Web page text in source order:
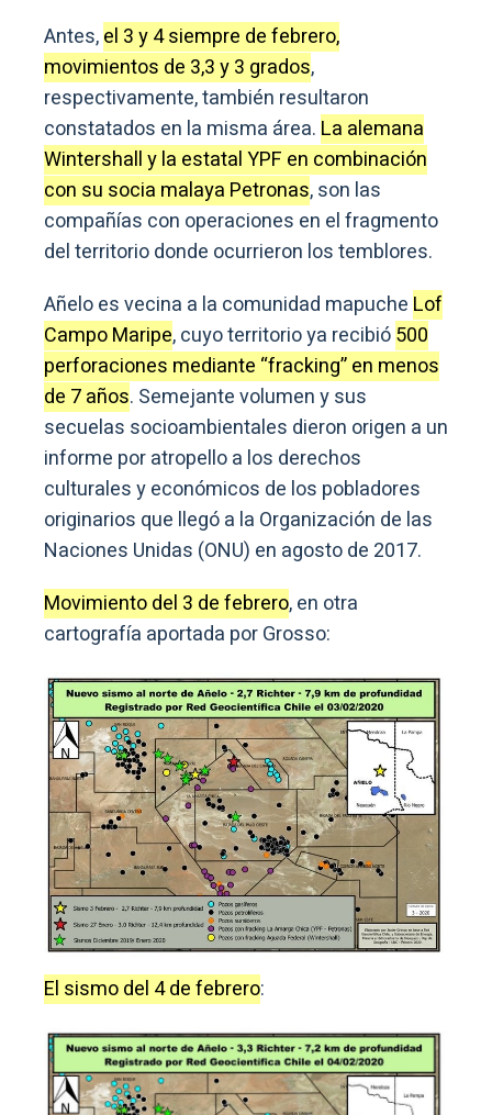
Antes,el 3 y 4 siempre de febrero,
movimientos de 3,3 y 3 grados,
respectivamente, también resultaron
constatados en la misma área. La alemana
Wintershall y la estatal YPF en combinación
con su socia malaya Petronas, son las
compañías con operaciones en el fragmento
del territorio donde ocurrieron los temblores.
Añelo es vecina a la comunidad mapuche Lof
Campo Maripe, cuyo territorio ya recibió500
perforaciones mediante “fracking” en menos
de 7 años. Semejante volumen y sus
secuelas socioambientales dieron origen a un
informe por atropello a los derechos
culturales y económicos de los pobladores
originarios que llegó a la Organización de las
Naciones Unidas (ONU) en agosto de 2017.
Movimiento del 3 de febrero, en otra
cartografía aportada por Grosso:
El sismo del 4 de febrero: